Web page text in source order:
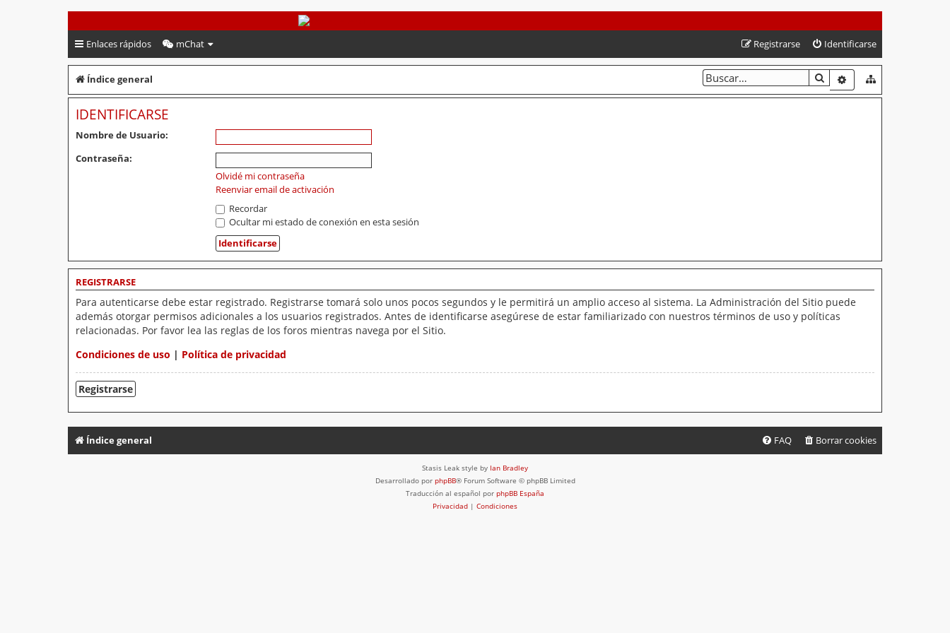
PeruVoley.com
Enlaces rápidos mChat Identificarse
Registrarse
Índice general BUSCARBÚSQUEDA
IDENTIFICARSE
Nombre de Usuario:
Contraseña:
Olvidé mi contraseña
Reenviar email de activación
Recordar
Ocultar mi estado de conexión en esta sesión
REGISTRARSE
Para autenticarse debe estar registrado. Registrarse tomará solo unos pocos segundos y le permitirá un amplio acceso al sistema. La Administración del Sitio puede
además otorgar permisos adicionales a los usuarios registrados. Antes de identificarse asegúrese de estar familiarizado con nuestros términos de uso y políticas
relacionadas. Por favor lea las reglas de los foros mientras navega por el Sitio.
Condiciones de uso | Política de privacidad
Registrarse
Índice general Borrar cookies
FAQ
Stasis Leak style by Ian Bradley
Desarrollado por phpBB® Forum Software © phpBB Limited
Traducción al español por phpBB España
Privacidad | Condiciones